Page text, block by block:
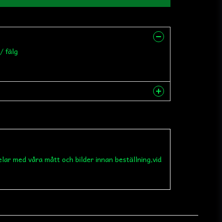
fälg
email
fråga
med våra mått och bilder innan beställning,vid